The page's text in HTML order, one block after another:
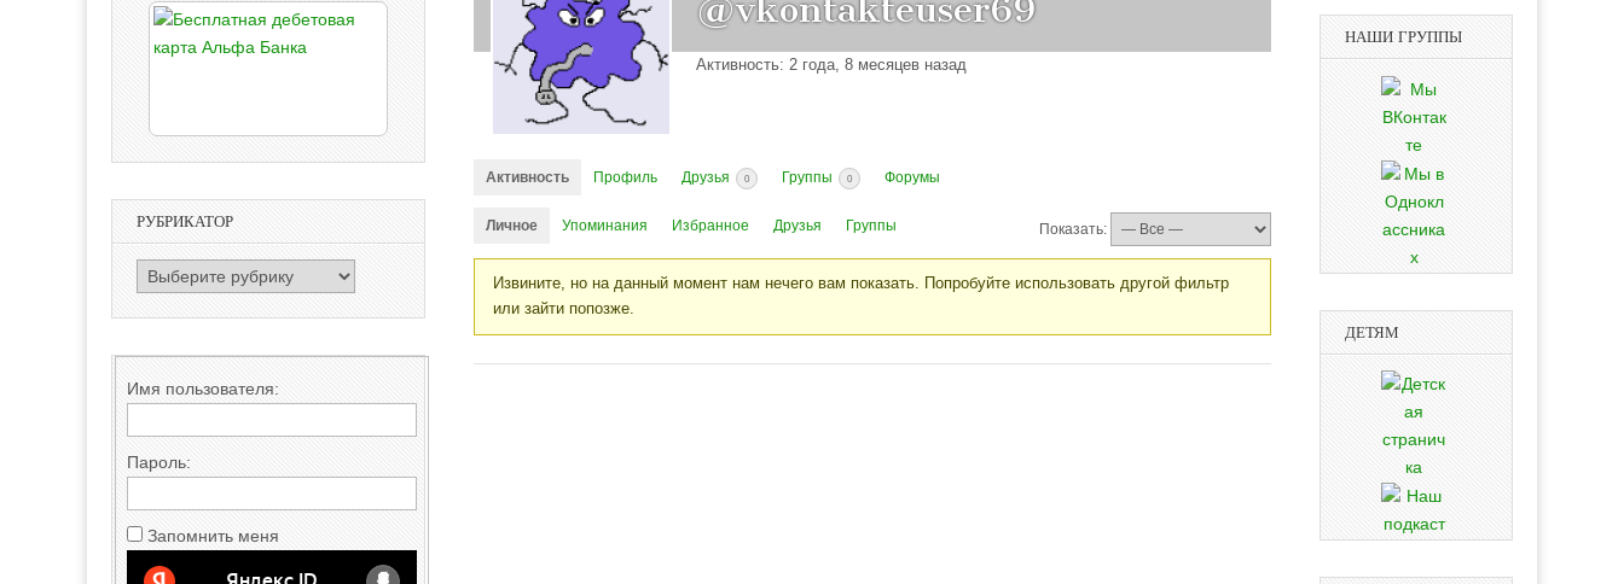
@vkontakteuser69
Активность: 2 года, 8 месяцев назад
Активность Профиль Друзья 0 Группы 0 Форумы
Личное Упоминания Избранное Друзья Группы Показать:
Извините, но на данный момент нам нечего вам показать. Попробуйте использовать другой фильтр
или зайти попозже.
РУБРИКАТОР
РУБРИКАТОР
Имя пользователя:
Пароль:
Запомнить меня
НАШИ ГРУППЫ
ДЕТЯМ